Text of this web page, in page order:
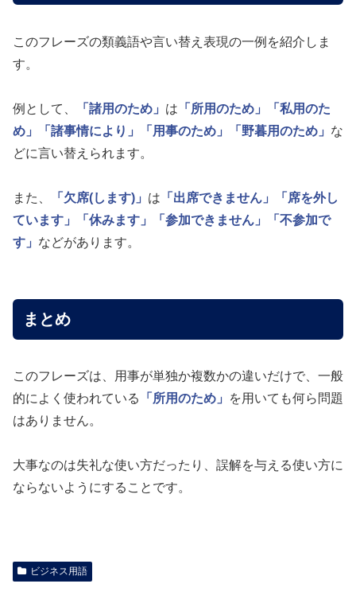
このフレーズの類義語や言い替え表現の一例を紹介しま
す。
例として、 「諸用のため」 は 「所用のため」
「私用のた
め」
「諸事情により」 「用事のため」 「野暮用のため」 な
どに言い替えられます。
また、 「欠席(します)」 は 「出席できません」
「席を外し
ています」
「休みます」 「参加できません」
「不参加で
す」 などがあります。
まとめ
このフレーズは、用事が単独か複数かの違いだけで、一般
的によく使われている
「所用のため」
を用いても何ら問題
はありません。
大事なのは失礼な使い方だったり、誤解を与える使い方に
ならないようにすることです。
ビジネス用語